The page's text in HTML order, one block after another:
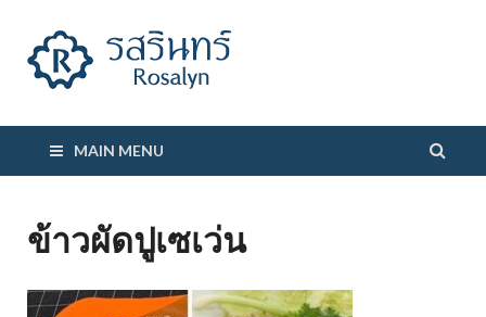
MAIN MENU
ข้าวผัดปูเซเว่น